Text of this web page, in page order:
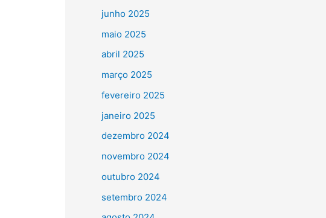
junho 2025
maio 2025
abril 2025
março 2025
fevereiro 2025
janeiro 2025
dezembro 2024
novembro 2024
outubro 2024
setembro 2024